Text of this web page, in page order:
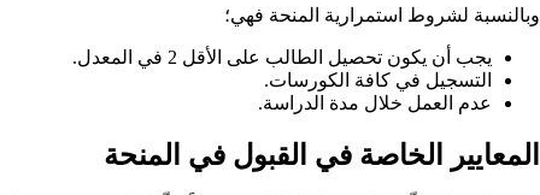
وبالنسبة لشروط استمرارية المنحة فهي؛
يجب أن يكون تحصيل الطالب على الأقل 2 في المعدل.
التسجيل في كافة الكورسات.
عدم العمل خلال مدة الدراسة.
المعايير الخاصة في القبول في المنحة